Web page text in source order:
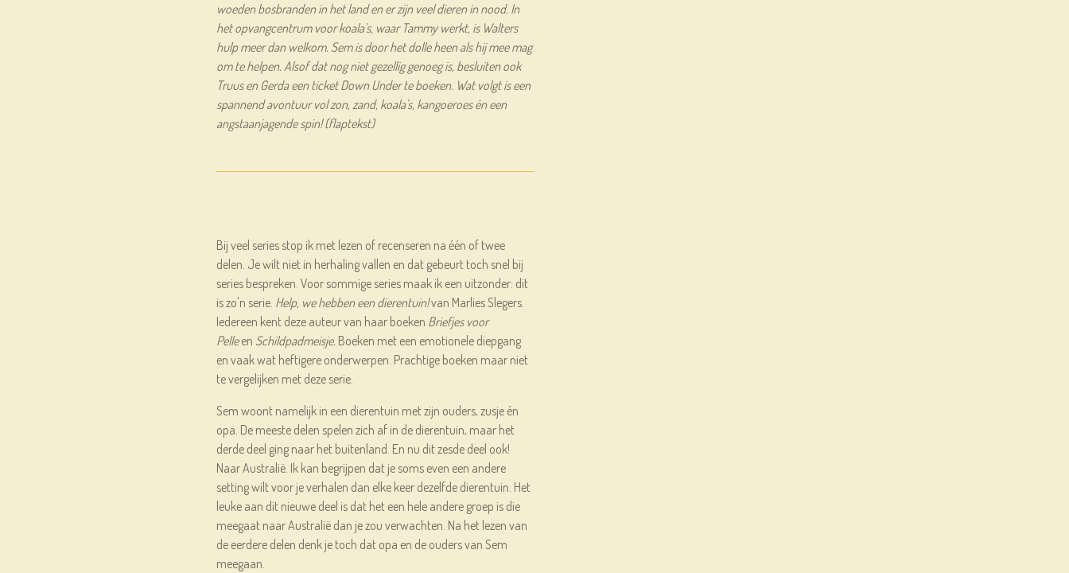
woeden bosbranden in het land en er zijn veel dieren in nood. In
het opvangcentrum voor koala's, waar Tammy werkt, is Walters
hulp meer dan welkom. Sem is door het dolle heen als hij mee mag
om te helpen. Alsof dat nog niet gezellig genoeg is, besluiten ook
Truus en Gerda een ticket Down Under te boeken. Wat volgt is een
spannend avontuur vol zon, zand, koala's, kangoeroes én een
angstaanjagende spin! (flaptekst)
Bij veel series stop ik met lezen of recenseren na één of twee
delen. Je wilt niet in herhaling vallen en dat gebeurt toch snel bij
series bespreken. Voor sommige series maak ik een uitzonder: dit
is zo'n serie. Help, we hebben een dierentuin!van Marlies Slegers.
Iedereen kent deze auteur van haar boeken Briefjes voor
Pelleen Schildpadmeisje. Boeken met een emotionele diepgang
en vaak wat heftigere onderwerpen. Prachtige boeken maar niet
te vergelijken met deze serie.
Sem woont namelijk in een dierentuin met zijn ouders, zusje én
opa. De meeste delen spelen zich af in de dierentuin, maar het
derde deel ging naar het buitenland. En nu dit zesde deel ook!
Naar Australië. Ik kan begrijpen dat je soms even een andere
setting wilt voor je verhalen dan elke keer dezelfde dierentuin. Het
leuke aan dit nieuwe deel is dat het een hele andere groep is die
meegaat naar Australië dan je zou verwachten. Na het lezen van
de eerdere delen denk je toch dat opa en de ouders van Sem
meegaan.